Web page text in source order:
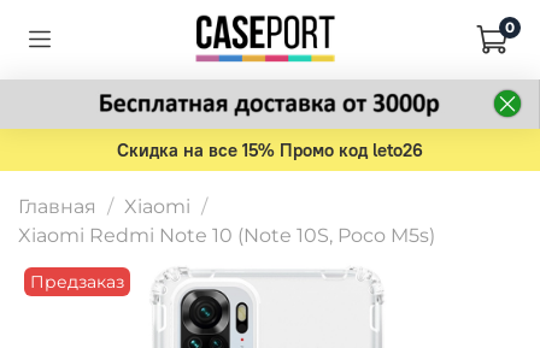
0
Скидка на все 15% Промо код leto26
Главная
Xiaomi
Xiaomi Redmi Note 10 (Note 10S, Poco M5s)
Предзаказ